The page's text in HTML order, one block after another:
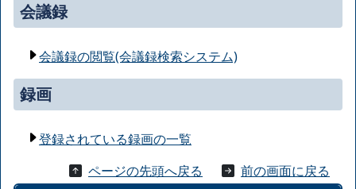
会議録
会議録の閲覧(会議録検索システム)
録画
登録されている録画の一覧
ページの先頭へ戻る
前の画面に戻る